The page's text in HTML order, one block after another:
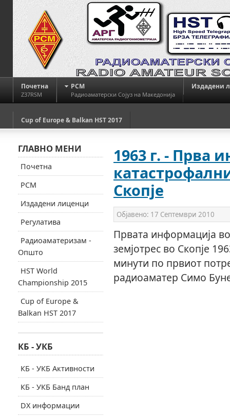
Почетна
Z37RSM
РСМ
Радиоаматерски Сојуз на Македонија
Издадени
Cup of Europe & Balkan HST 2017
1963 г. - Прва
Скопје
Објавено: 17 Септември 2010
Првата информација
земјотрес во Скопје
минути по првиот
радиоаматер Симо
ГЛАВНО МЕНИ
Почетна
РСМ
Издадени лиценци
Регулатива
Радиоаматеризам -
Општо
HST World
Championship 2015
Cup of Europe &
Balkan HST 2017
КБ - УКБ
КБ - УКБ Активности
КБ - УКБ Банд план
DX информации